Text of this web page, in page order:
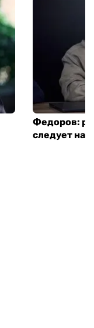
Федоров:
следует